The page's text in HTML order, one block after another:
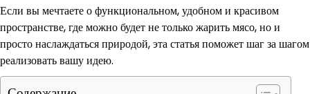
Если вы мечтаете о функциональном, удобном и красивом
пространстве, где можно будет не только жарить мясо, но и
просто наслаждаться природой, эта статья поможет шаг за шагом
реализовать вашу идею.